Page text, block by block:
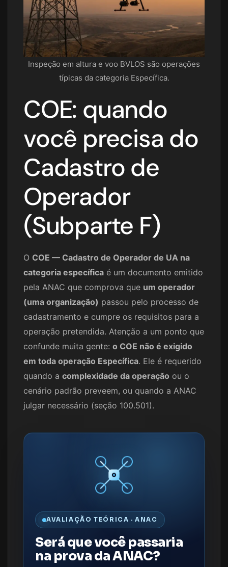
Inspeção em altura e voo BVLOS são operações
típicas da categoria Específica.
COE: quando
você precisa do
Cadastro de
Operador
(Subparte F)
O COE — Cadastro de Operador de UA na
categoria específica é um documento emitido
pela ANAC que comprova que um operador
(uma organização) passou pelo processo de
cadastramento e cumpre os requisitos para a
operação pretendida. Atenção a um ponto que
confunde muita gente: o COE não é exigido
em toda operação Específica. Ele é requerido
quando a complexidade da operação ou o
cenário padrão preveem, ou quando a ANAC
julgar necessário (seção 100.501).
AVALIAÇÃO TEÓRICA · ANAC
Será que você passaria
na prova da ANAC?